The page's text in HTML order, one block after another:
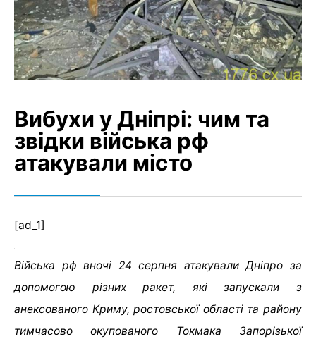
Вибухи у Дніпрі: чим та
звідки війська рф
атакували місто
[ad_1]
Війська рф вночі 24 серпня атакували Дніпро за
допомогою різних ракет, які запускали з
анексованого Криму, ростовської області та району
тимчасово окупованого Токмака Запорізької